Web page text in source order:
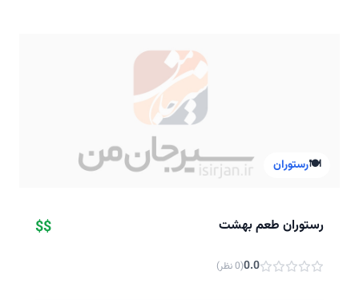
🍽️رستوران
رستوران طعم بهشت $$
0.0(0 نظر)